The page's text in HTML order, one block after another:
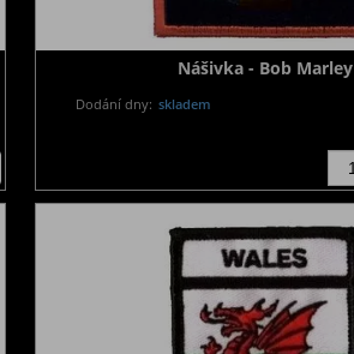
Nášivka - Bob Marley
Dodání dny: skladem